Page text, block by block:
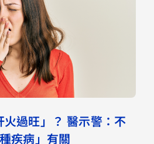
火過旺」？ 醫示警：不
疾病」有關